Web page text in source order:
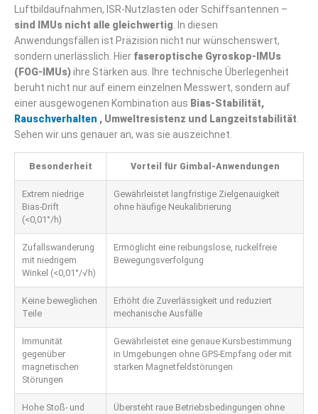
Luftbildaufnahmen, ISR-Nutzlasten oder Schiffsantennen –
sind IMUs nicht alle gleichwertig . In diesen
Anwendungsfällen ist Präzision nicht nur wünschenswert,
sondern unerlässlich. Hier faseroptische Gyroskop-IMUs
(FOG-IMUs)ihre Stärken aus. Ihre technische Überlegenheit
beruht nicht nur auf einem einzelnen Messwert, sondern auf
einer ausgewogenen Kombination aus Bias-Stabilität,
Rauschverhalten , Umweltresistenz und Langzeitstabilität
Sehen wir uns genauer an, was sie auszeichnet.
Besonderheit Vorteil für Gimbal-Anwendungen
Extrem niedrige
Bias-Drift
(<0,01°/h)
Gewährleistet langfristige Zielgenauigkeit
ohne häufige Neukalibrierung
Zufallswanderung
mit niedrigem
Winkel (<0,01°/√h)
Ermöglicht eine reibungslose, ruckelfreie
Bewegungsverfolgung
Keine beweglichen
Teile
Erhöht die Zuverlässigkeit und reduziert
mechanische Ausfälle
Immunität
gegenüber
magnetischen
Störungen
Gewährleistet eine genaue Kursbestimmung
in Umgebungen ohne GPS-Empfang oder mit
starken Magnetfeldstörungen
Hohe Stoß- und
Übersteht raue Betriebsbedingungen ohne